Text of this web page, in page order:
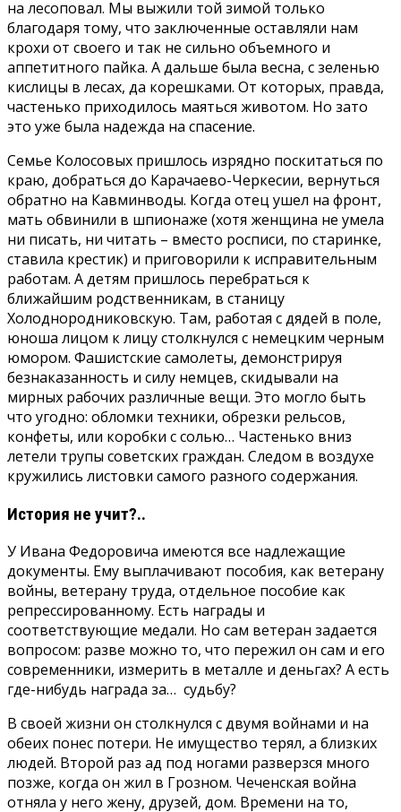
на лесоповал. Мы выжили той зимой только
благодаря тому, что заключенные оставляли нам
крохи от своего и так не сильно объемного и
аппетитного пайка. А дальше была весна, с зеленью
кислицы в лесах, да корешками. От которых, правда,
частенько приходилось маяться животом. Но зато
это уже была надежда на спасение.
Семье Колосовых пришлось изрядно поскитаться по
краю, добраться до Карачаево-Черкесии, вернуться
обратно на Кавминводы. Когда отец ушел на фронт,
мать обвинили в шпионаже (хотя женщина не умела
ни писать, ни читать – вместо росписи, по старинке,
ставила крестик) и приговорили к исправительным
работам. А детям пришлось перебраться к
ближайшим родственникам, в станицу
Холоднородниковскую. Там, работая с дядей в поле,
юноша лицом к лицу столкнулся с немецким черным
юмором. Фашистские самолеты, демонстрируя
безнаказанность и силу немцев, скидывали на
мирных рабочих различные вещи. Это могло быть
что угодно: обломки техники, обрезки рельсов,
конфеты, или коробки с солью… Частенько вниз
летели трупы советских граждан. Следом в воздухе
кружились листовки самого разного содержания.
История не учит?..
У Ивана Федоровича имеются все надлежащие
документы. Ему выплачивают пособия, как ветерану
войны, ветерану труда, отдельное пособие как
репрессированному. Есть награды и
соответствующие медали. Но сам ветеран задается
вопросом: разве можно то, что пережил он сам и его
современники, измерить в металле и деньгах? А есть
где-нибудь награда за… судьбу?
В своей жизни он столкнулся с двумя войнами и на
обеих понес потери. Не имущество терял, а близких
людей. Второй раз ад под ногами разверзся много
позже, когда он жил в Грозном. Чеченская война
отняла у него жену, друзей, дом. Времени на то,